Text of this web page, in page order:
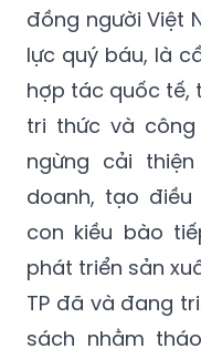
đồng người Việt
lực quý báu, là
hợp tác quốc tế,
tri thức và công
ngừng cải
doanh, tạo
con kiều bào
phát triển sản
TP đã và đang
sách nhằm